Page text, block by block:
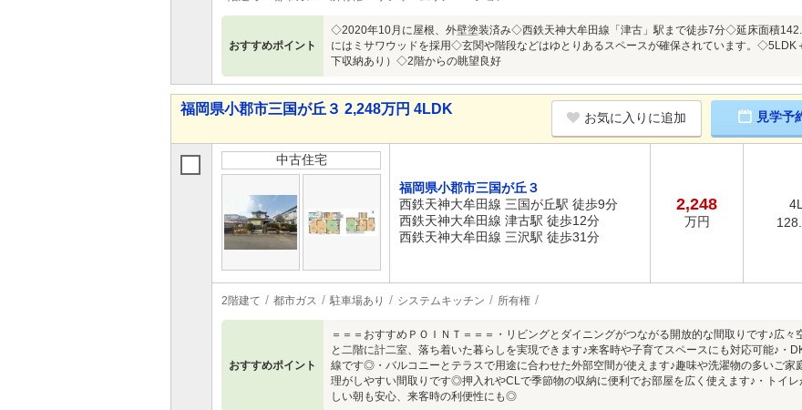
おすすめポイント
◇2020年10月に屋根、外壁塗装済み◇西鉄天神大牟田線「津古」駅まで徒歩7分◇延床面積
にはミサワウッドを採用◇玄関や階段などはゆとりあるスペースが確保されています。
下収納あり）◇2階からの眺望良好
福岡県小郡市三国が丘３ 2,248万円 4LDK
お気に入りに追加 見学予
中古住宅
福岡県小郡市三国が丘３
西鉄天神大牟田線 三国が丘駅 徒歩9分
西鉄天神大牟田線 津古駅 徒歩12分
西鉄天神大牟田線 三沢駅 徒歩31分
2,248
万円
2階建て 都市ガス 駐車場あり システムキッチン 所有権
おすすめポイント
＝＝＝おすすめＰＯＩＮＴ＝＝＝・リビングとダイニングがつながる開放的な間取りです♪広
と二階に計二室、落ち着いた暮らしを実現できます♪来客時や子育てスペースにも対応可能♪・
線です◎・バルコニーとテラスで用途に合わせた外部空間が使えます♪趣味や洗濯物の多いご家
理がしやすい間取りです◎押入れやCLで季節物の収納に便利でお部屋を広く使えます♪・トイ
しい朝も安心、来客時の利便性にも◎